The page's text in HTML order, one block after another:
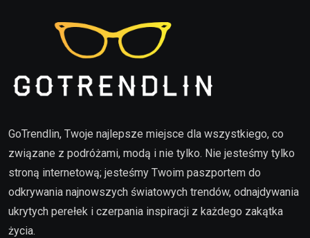
GoTrendlin, Twoje najlepsze miejsce dla wszystkiego, co
związane z podróżami, modą i nie tylko. Nie jesteśmy tylko
stroną internetową; jesteśmy Twoim paszportem do
odkrywania najnowszych światowych trendów, odnajdywania
ukrytych perełek i czerpania inspiracji z każdego zakątka
życia.